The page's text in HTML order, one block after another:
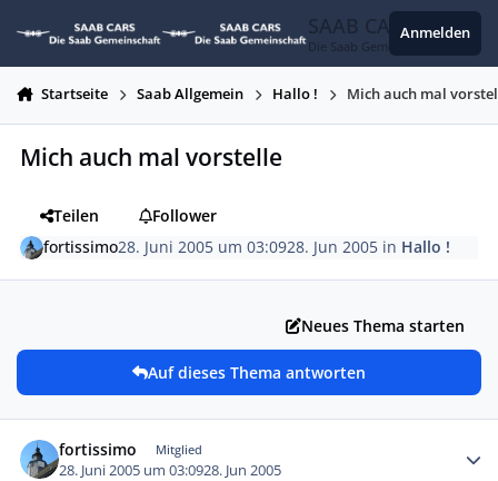
SAAB CARS
Die Saab Gemeinschaft
Anmelden
Startseite Saab Allgemein Hallo ! Mich auch mal
Mich auch mal vorstelle
Teilen
Follower
fortissimo28. Juni 2005 um 03:0928. Jun 2005 in Hallo !
Neues Thema starten
Auf dieses Thema antworten
fortissimo Mitglied
28. Juni 2005 um 03:0928. Jun 2005